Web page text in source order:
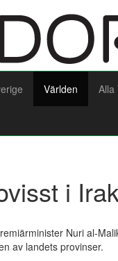
Världen Alla
i
Nuri al-
av landets provinser.